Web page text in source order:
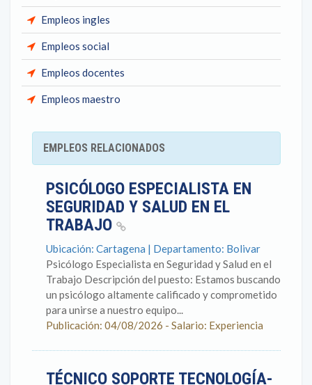
Empleos ingles
Empleos social
Empleos docentes
Empleos maestro
EMPLEOS RELACIONADOS
PSICÓLOGO ESPECIALISTA EN
SEGURIDAD Y SALUD EN EL
TRABAJO
Ubicación: Cartagena | Departamento: Bolivar
Psicólogo Especialista en Seguridad y Salud en el
Trabajo Descripción del puesto: Estamos buscando
un psicólogo altamente calificado y comprometido
para unirse a nuestro equipo...
Publicación: 04/08/2026 - Salario: Experiencia
TÉCNICO SOPORTE TECNOLOGÍA-